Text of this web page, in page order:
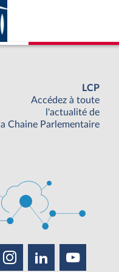
LCP
Accédez à toute
l'actualité de
la Chaine Parlementaire